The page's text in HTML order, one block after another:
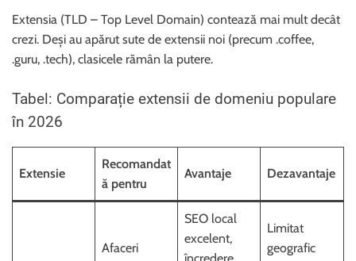
Extensia (TLD – Top Level Domain) contează mai mult decât
crezi. Deși au apărut sute de extensii noi (precum .coffee,
.guru, .tech), clasicele rămân la putere.
Tabel: Comparație extensii de domeniu populare
în 2026
Extensie
Recomandat
ă pentru
Avantaje Dezavantaje
Afaceri
SEO local
excelent,
Limitat
geografic